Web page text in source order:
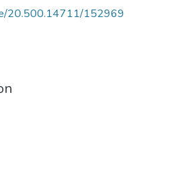
20.500.14711/152969